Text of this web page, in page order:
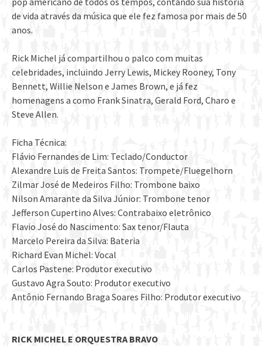
de vida através da música que ele fez famosa por mais de 50
anos.
Rick Michel já compartilhou o palco com muitas
celebridades, incluindo Jerry Lewis, Mickey Rooney, Tony
Bennett, Willie Nelson e James Brown, e já fez
homenagens a como Frank Sinatra, Gerald Ford, Charo e
Steve Allen.
Ficha Técnica:
Flávio Fernandes de Lim: Teclado/Conductor
Alexandre Luis de Freita Santos: Trompete/Fluegelhorn
Zilmar José de Medeiros Filho: Trombone baixo
Nilson Amarante da Silva Júnior: Trombone tenor
Jefferson Cupertino Alves: Contrabaixo eletrônico
Flavio José do Nascimento: Sax tenor/Flauta
Marcelo Pereira da Silva: Bateria
Richard Evan Michel: Vocal
Carlos Pastene: Produtor executivo
Gustavo Agra Souto: Produtor executivo
Antônio Fernando Braga Soares Filho: Produtor executivo
RICK MICHEL E ORQUESTRA BRAVO